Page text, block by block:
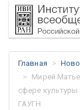
Главная
Мирей
сфере
ГАУГН